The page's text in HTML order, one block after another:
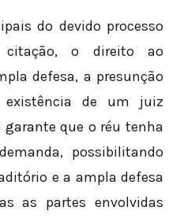
do devido processo
o direito ao
defesa, a presunção
de um juiz
que o réu tenha
possibilitando
e a ampla defesa
as partes envolvidas